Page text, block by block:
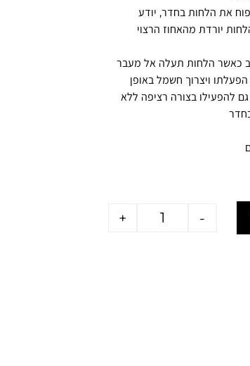
את הלחות בחדר, יודע
יורדת מהאחוז הרצוי
כאשר הלחות תעלה אל מעבר
ויצרוך חשמל באופן
גם להפעילו בצורה רציפה ללא
-
+